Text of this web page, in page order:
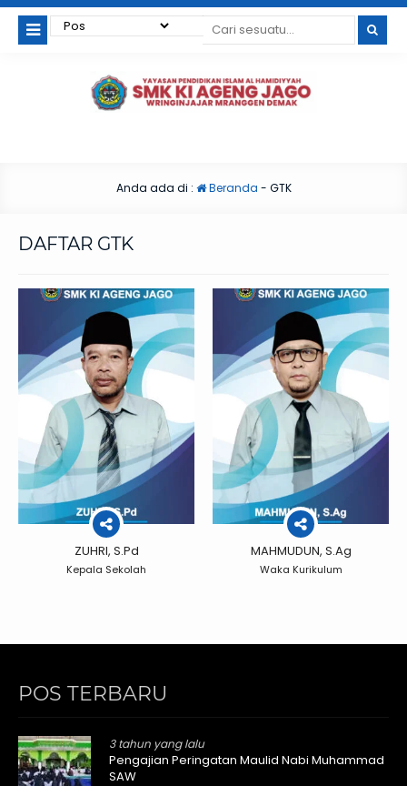
Anda ada di : Beranda - GTK
DAFTAR GTK
ZUHRI, S.Pd
Kepala Sekolah
MAHMUDUN, S.Ag
Waka Kurikulum
POS TERBARU
3 tahun yang lalu
Pengajian Peringatan Maulid Nabi Muhammad
SAW